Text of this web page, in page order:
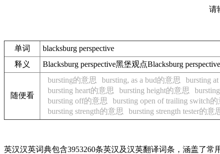
请
单词
blacksburg perspective
释义
Blacksburg perspective黑堡观点Blacksburg
随便看
bursting的意思 bursting, as a bud的意思 bursting
bursting heart的意思
bursting height的意思
bursting off的意思
bursting open of trailing switch的
bursting strength的意思
bursting strength tester的意
英汉汉英词典包含3953260条英汉及汉英翻译词条，涵盖了